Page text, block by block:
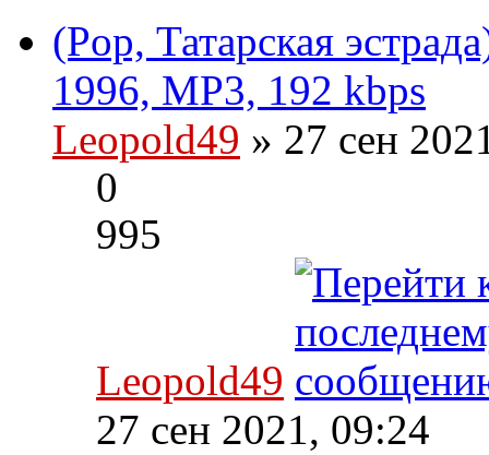
(Pop, Татарская
1996, MP3, 192 kbps
Leopold49 » 27 сен
0
995
Leopold49
27 сен 2021, 09:24